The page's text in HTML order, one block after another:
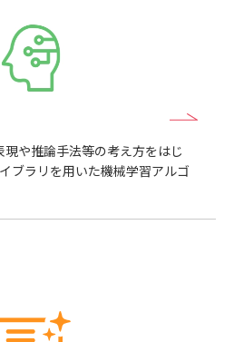
や推論手法等の考え方をはじ
ブラリを用いた機械学習アルゴ